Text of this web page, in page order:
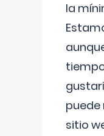
la
puede
sitio